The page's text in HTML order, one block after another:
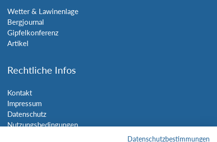
Wetter & Lawinenlage
Bergjournal
Gipfelkonferenz
Artikel
Rechtliche Infos
Kontakt
Impressum
Datenschutz
Nutzungsbedingungen
Datenschutzbestimmungen